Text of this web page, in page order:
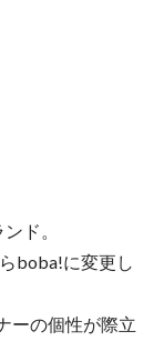
ド。
boba!に変更し
ーの個性が際立